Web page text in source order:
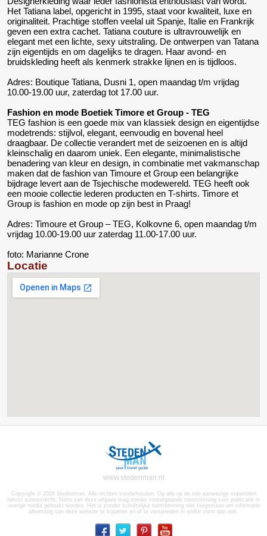
Het Tatiana label, opgericht in 1995, staat voor kwaliteit, luxe en
originaliteit. Prachtige stoffen veelal uit Spanje, Italie en Frankrijk
geven een extra cachet. Tatiana couture is ultravrouwelijk en
elegant met een lichte, sexy uitstraling. De ontwerpen van Tatana
zijn eigentijds en om dagelijks te dragen. Haar avond- en
bruidskleding heeft als kenmerk strakke lijnen en is tijdloos.
Adres: Boutique Tatiana, Dusni 1, open maandag t/m vrijdag
10.00-19.00 uur, zaterdag tot 17.00 uur.
Fashion en mode Boetiek Timore et Group - TEG
TEG fashion is een goede mix van klassiek design en eigentijdse
modetrends: stijlvol, elegant, eenvoudig en bovenal heel
draagbaar. De collectie verandert met de seizoenen en is altijd
kleinschalig en daarom uniek. Een elegante, minimalistische
benadering van kleur en design, in combinatie met vakmanschap
maken dat de fashion van Timoure et Group een belangrijke
bijdrage levert aan de Tsjechische modewereld. TEG heeft ook
een mooie collectie lederen producten en T-shirts. Timore et
Group is fashion en mode op zijn best in Praag!
Adres: Timoure et Group – TEG, Kolkovne 6, open maandag t/m
vrijdag 10.00-19.00 uur zaterdag 11.00-17.00 uur.
foto: Marianne Crone
Locatie
www.stedenman.nl
Copyright © 2026 Stedenman. Alle rechten voorbehouden. Op alle op de site aanwezige materialen
berust auteursrecht. Niets van deze uitgave mag zonder voorafgaande toestemming voor publicatie in
overige media gebruikt worden. Het is zonder schriftelijke toestemming niet toegestaan om informatie
afkomstig van deze website te kopiëren en of te verspreiden in welke vorm dan ook.